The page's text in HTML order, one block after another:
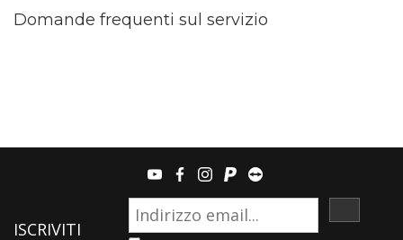
Domande frequenti sul servizio
youtubefacebook
instagram
paypalteamviewer
ISCRIVITI